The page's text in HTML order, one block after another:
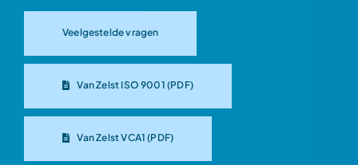
Veelgestelde vragen
Van Zelst ISO 9001 (PDF)
Van Zelst VCA1 (PDF)